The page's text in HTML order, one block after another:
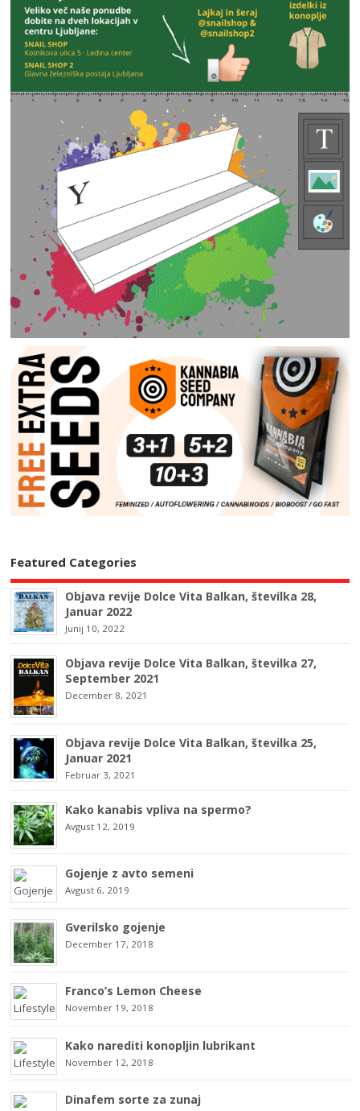
Featured Categories
Objava revije Dolce Vita Balkan, številka 28,
Januar 2022
Junij 10, 2022
Objava revije Dolce Vita Balkan, številka 27,
September 2021
December 8, 2021
Objava revije Dolce Vita Balkan, številka 25,
Januar 2021
Februar 3, 2021
Kako kanabis vpliva na spermo?
Avgust 12, 2019
Gojenje z avto semeni
Avgust 6, 2019
Gverilsko gojenje
December 17, 2018
Franco’s Lemon Cheese
November 19, 2018
Kako narediti konopljin lubrikant
November 12, 2018
Dinafem sorte za zunaj